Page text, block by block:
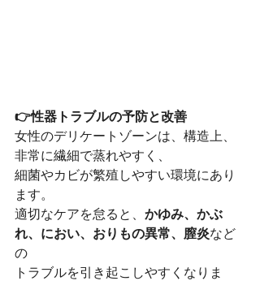
👉性器トラブルの予防と改善
女性のデリケートゾーンは、構造上、
非常に繊細で蒸れやすく、
細菌やカビが繁殖しやすい環境にあり
ます。
適切なケアを怠ると、 かゆみ、かぶ
れ、におい、おりもの異常、膣炎など
の
トラブルを引き起こしやすくなりま